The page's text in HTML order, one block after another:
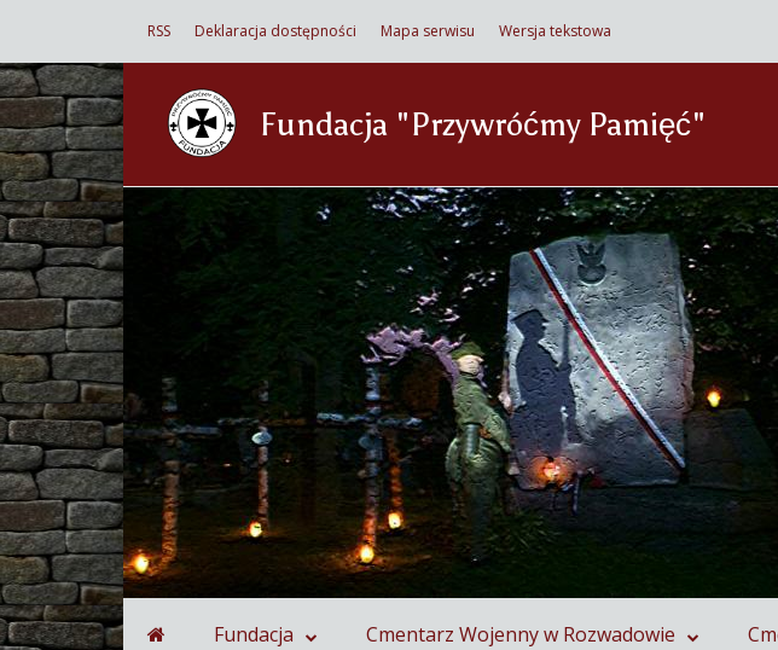
RSS Deklaracja dostępności Mapa serwisu Wersja tekstowa
Fundacja "Przywróćmy Pamięć"
Fundacja Cmentarz Wojenny w Rozwadowie